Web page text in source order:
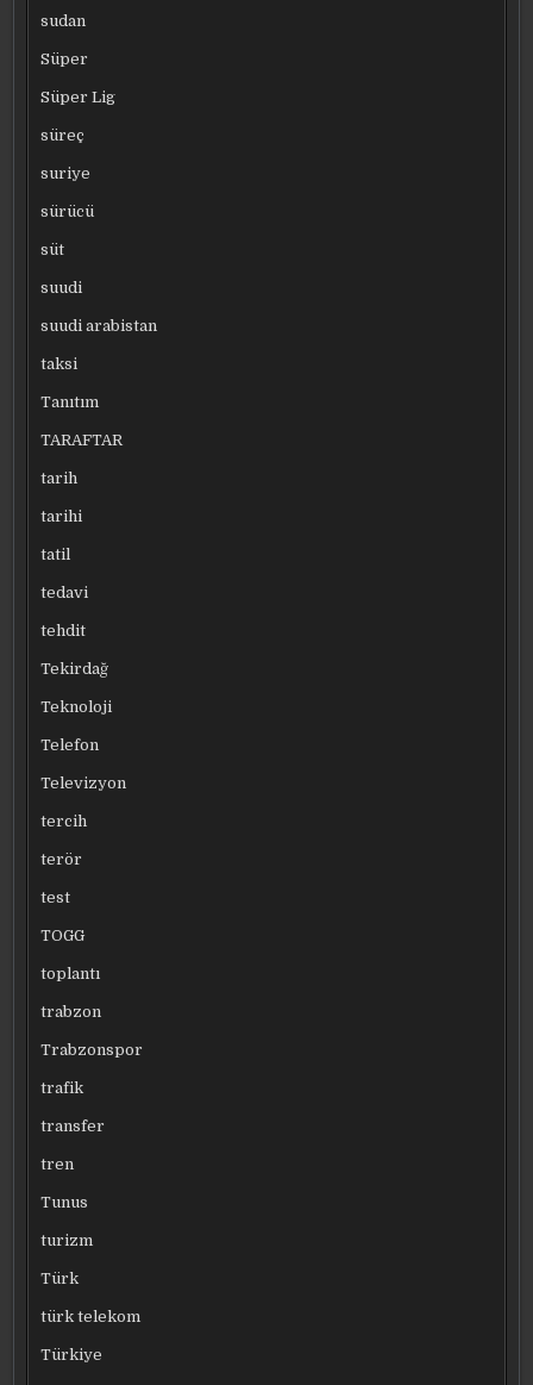
sudan
Süper
Süper Lig
süreç
suriye
sürücü
süt
suudi
suudi arabistan
taksi
Tanıtım
TARAFTAR
tarih
tarihi
tatil
tedavi
tehdit
Tekirdağ
Teknoloji
Telefon
Televizyon
tercih
terör
test
TOGG
toplantı
trabzon
Trabzonspor
trafik
transfer
tren
Tunus
turizm
Türk
türk telekom
Türkiye